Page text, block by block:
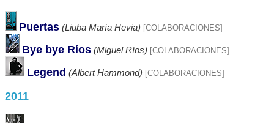
Puertas (Liuba María Hevia) [COLABORACIONES]
Bye bye Ríos (Miguel Ríos) [COLABORACIONES]
Legend (Albert Hammond) [COLABORACIONES]
2011